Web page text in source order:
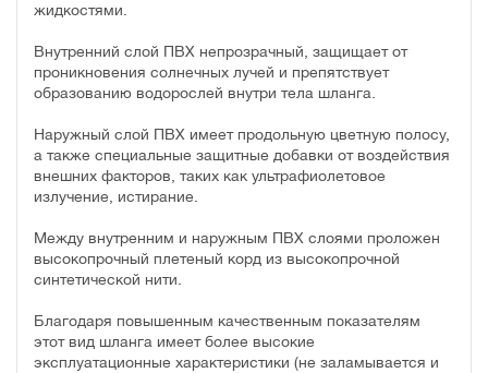
жидкостями.
Внутренний слой ПВХ непрозрачный, защищает от
проникновения солнечных лучей и препятствует
образованию водорослей внутри тела шланга.
Наружный слой ПВХ имеет продольную цветную полосу,
а также специальные защитные добавки от воздействия
внешних факторов, таких как ультрафиолетовое
излучение, истирание.
Между внутренним и наружным ПВХ слоями проложен
высокопрочный плетеный корд из высокопрочной
синтетической нити.
Благодаря повышенным качественным показателям
этот вид шланга имеет более высокие
эксплуатационные характеристики (не заламывается и